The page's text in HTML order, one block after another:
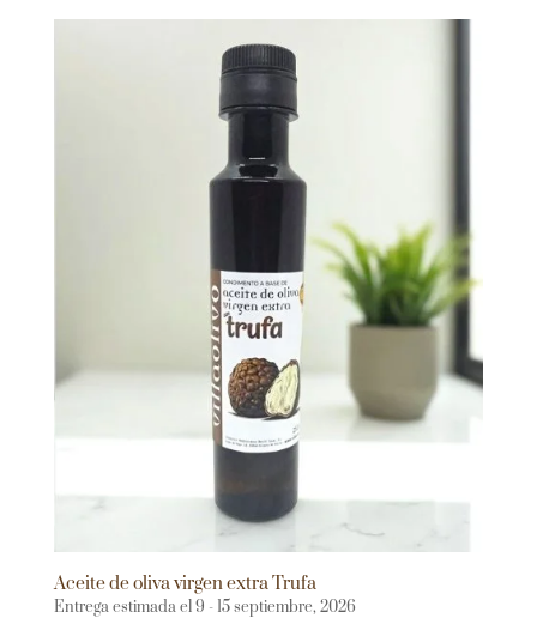
Aceite de oliva virgen extra Trufa
Entrega estimada el 9 - 15 septiembre, 2026